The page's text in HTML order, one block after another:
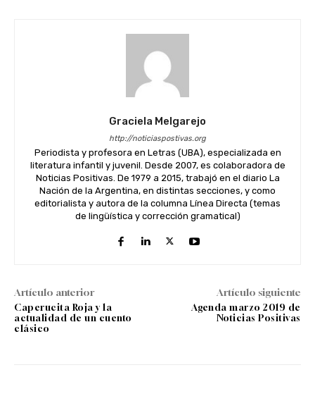
Graciela Melgarejo
http://noticiaspostivas.org
Periodista y profesora en Letras (UBA), especializada en
literatura infantil y juvenil. Desde 2007, es colaboradora de
Noticias Positivas. De 1979 a 2015, trabajó en el diario La
Nación de la Argentina, en distintas secciones, y como
editorialista y autora de la columna Línea Directa (temas
de lingüística y corrección gramatical)
Artículo anterior
Caperucita Roja y la
actualidad de un cuento
clásico
Artículo siguiente
Agenda marzo 2019 de
Noticias Positivas